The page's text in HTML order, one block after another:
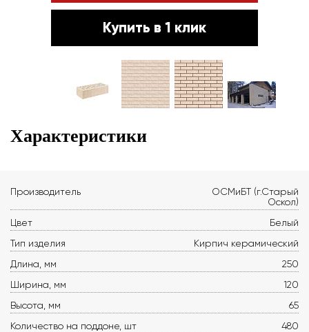
Купить в 1 клик
Характеристики
Производитель
ОСМиБТ (г.Старый
Оскол)
Цвет
Белый
Тип изделия
Кирпич керамический
Длина, мм
250
Ширина, мм
120
Высота, мм
65
Количество на поддоне, шт
480